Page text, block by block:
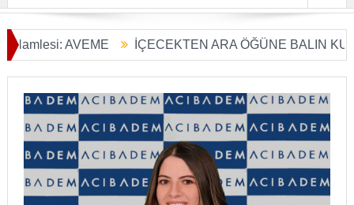
AVEME İÇECEKTEN ARA ÖĞÜNE BALIN KULLANIM
Başladı